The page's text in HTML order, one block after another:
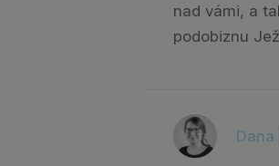
nad vámi, a
podobiznu